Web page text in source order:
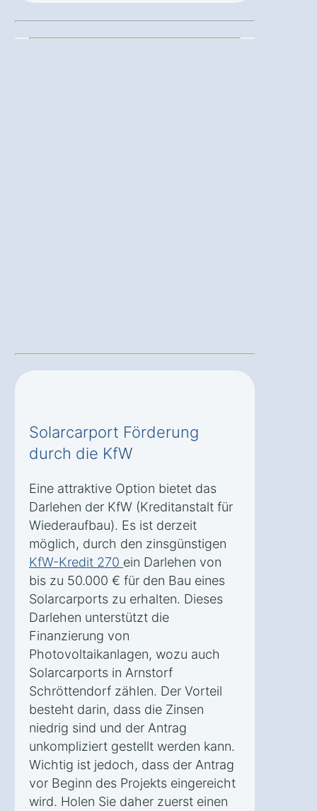
Solarcarport Förderung
durch die KfW
Eine attraktive Option bietet das
Darlehen der KfW (Kreditanstalt für
Wiederaufbau). Es ist derzeit
möglich, durch den zinsgünstigen
KfW-Kredit 270 ein Darlehen von
bis zu 50.000 € für den Bau eines
Solarcarports zu erhalten. Dieses
Darlehen unterstützt die
Finanzierung von
Photovoltaikanlagen, wozu auch
Solarcarports in Arnstorf
Schröttendorf zählen. Der Vorteil
besteht darin, dass die Zinsen
niedrig sind und der Antrag
unkompliziert gestellt werden kann.
Wichtig ist jedoch, dass der Antrag
vor Beginn des Projekts eingereicht
wird. Holen Sie daher zuerst einen